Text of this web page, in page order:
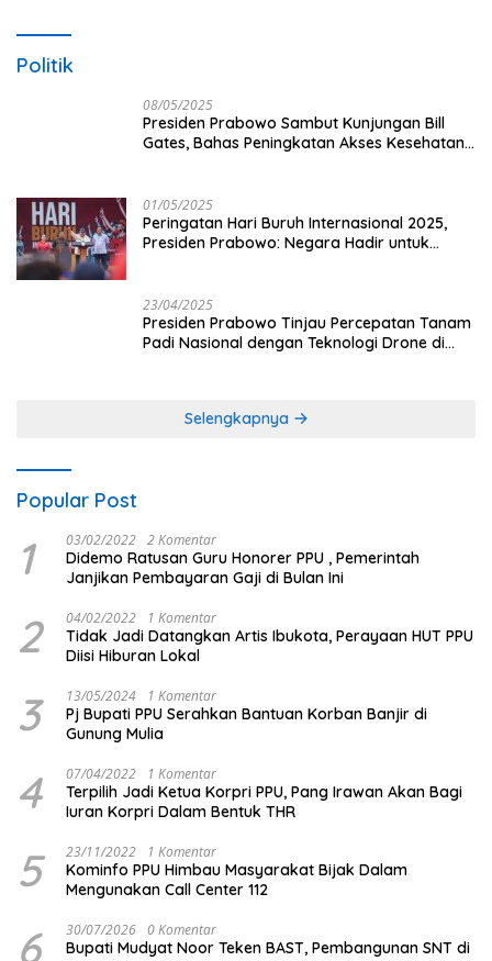
Politik
08/05/2025
Presiden Prabowo Sambut Kunjungan Bill
Gates, Bahas Peningkatan Akses Kesehatan
01/05/2025
Peringatan Hari Buruh Internasional 2025,
Presiden Prabowo: Negara Hadir untuk
23/04/2025
Presiden Prabowo Tinjau Percepatan Tanam
Padi Nasional dengan Teknologi Drone di
Selengkapnya
Popular Post
1 03/02/2022 2 Komentar
Didemo Ratusan Guru Honorer PPU , Pemerintah
Janjikan Pembayaran Gaji di Bulan Ini
2 04/02/2022 1 Komentar
Tidak Jadi Datangkan Artis Ibukota, Perayaan HUT PPU
Diisi Hiburan Lokal
3 13/05/2024 1 Komentar
Pj Bupati PPU Serahkan Bantuan Korban Banjir di
Gunung Mulia
4 07/04/2022 1 Komentar
Terpilih Jadi Ketua Korpri PPU, Pang Irawan Akan Bagi
Iuran Korpri Dalam Bentuk THR
5 23/11/2022 1 Komentar
Kominfo PPU Himbau Masyarakat Bijak Dalam
Mengunakan Call Center 112
6 30/07/2026 0 Komentar
Bupati Mudyat Noor Teken BAST, Pembangunan SNT di